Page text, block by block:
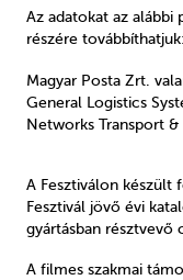
Az adatokat az alábbi
részére továbbíthatjuk:
Magyar Posta Zrt.
General Logistics
Networks Transport &
A Fesztiválon készült
Fesztivál jövő évi
gyártásban résztvevő
A filmes szakmai